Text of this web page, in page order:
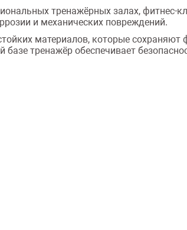
тренажёрных залах, фитнес-
и механических повреждений.
материалов, которые
тренажёр обеспечивает